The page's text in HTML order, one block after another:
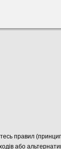
правил
або